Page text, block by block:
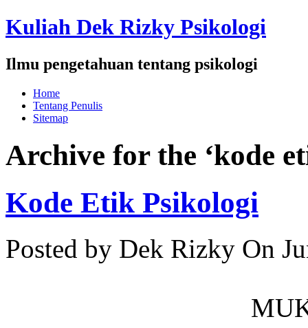
Kuliah Dek Rizky Psikologi
Ilmu pengetahuan tentang psikologi
Home
Tentang Penulis
Sitemap
Archive for the ‘kode
Kode Etik Psikologi
Posted by Dek Rizky On